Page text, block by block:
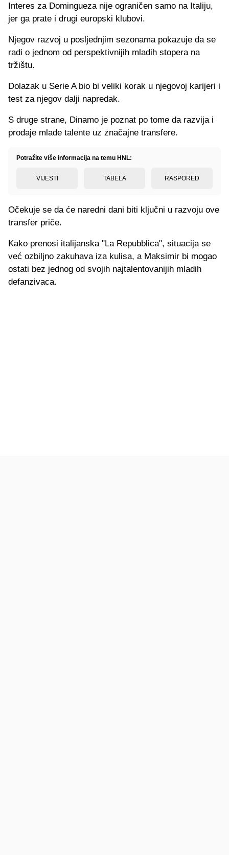
Interes za Domingueza nije ograničen samo na Italiju,
jer ga prate i drugi europski klubovi.
Njegov razvoj u posljednjim sezonama pokazuje da se
radi o jednom od perspektivnijih mladih stopera na
tržištu.
Dolazak u Serie A bio bi veliki korak u njegovoj karijeri i
test za njegov dalji napredak.
S druge strane, Dinamo je poznat po tome da razvija i
prodaje mlade talente uz značajne transfere.
Potražite više informacija na temu HNL:
VIJESTI TABELA RASPORED
Očekuje se da će naredni dani biti ključni u razvoju ove
transfer priče.
Kako prenosi italijanska "La Repubblica", situacija se
već ozbiljno zakuhava iza kulisa, a Maksimir bi mogao
ostati bez jednog od svojih najtalentovanijih mladih
defanzivaca.